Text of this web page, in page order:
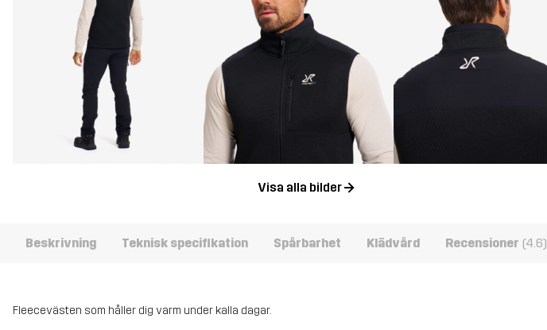
Visa alla bilder
Beskrivning Teknisk specifikation Spårbarhet Klädvård Recensioner (4.6)
Fleecevästen som håller dig varm under kalla dagar.